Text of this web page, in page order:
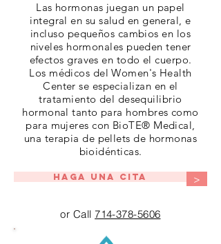
Las hormonas juegan un papel
integral en su salud en general, e
incluso pequeños cambios en los
niveles hormonales pueden tener
efectos graves en todo el cuerpo.
Los médicos del Women's Health
Center se especializan en el
tratamiento del desequilibrio
hormonal tanto para hombres como
para mujeres con BioTE® Medical,
una terapia de pellets de hormonas
bioidénticas.
Haga una cita >
or Call 714-378-5606